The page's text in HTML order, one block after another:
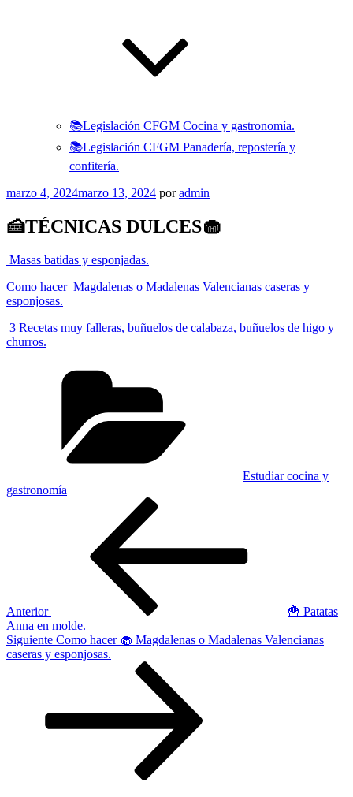
📚Legislación CFGM Cocina y gastronomía.
📚Legislación CFGM Panadería, repostería y
confitería.
Publicado
marzo 4, 2024marzo 13, 2024 poradmin
🍰TÉCNICAS DULCES🧁
Masas batidas y esponjadas.
Como hacer Magdalenas o Madalenas Valencianas caseras y
esponjosas.
3 Recetas muy falleras, buñuelos de calabaza, buñuelos de higo y
churros.
Estudiar cocina y
gastronomía
Anterior
🍟 Patatas
Anna en molde.
Siguiente
entrada
Siguiente Como hacer 🧁 Magdalenas o Madalenas Valencianas
caseras y esponjosas.